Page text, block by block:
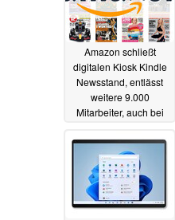
Amazon schließt
digitalen Kiosk Kindle
Newsstand, entlässt
weitere 9.000
Mitarbeiter, auch bei
21.03.2023